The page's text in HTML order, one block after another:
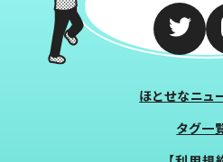
ほとせなニュ
タグ一